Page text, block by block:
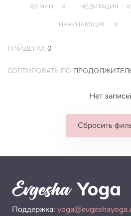
~50 МИН МЕДИТАЦИЯ
НАЧИНАЮЩИЕ
НАЙДЕНО: 0
СОРТИРОВАТЬ ПО
Нет
Сбросить
Поддержка: